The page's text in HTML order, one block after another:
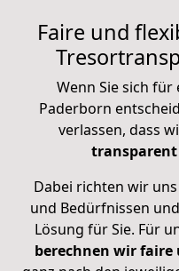
Faire und
Wenn Sie sich
Paderborn
verlassen, dass
Dabei richten wir
und Bedürfnissen
Lösung für Sie. Für
berechnen wir faire